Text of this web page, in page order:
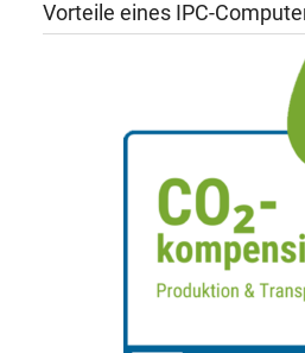
Vorteile eines IPC-